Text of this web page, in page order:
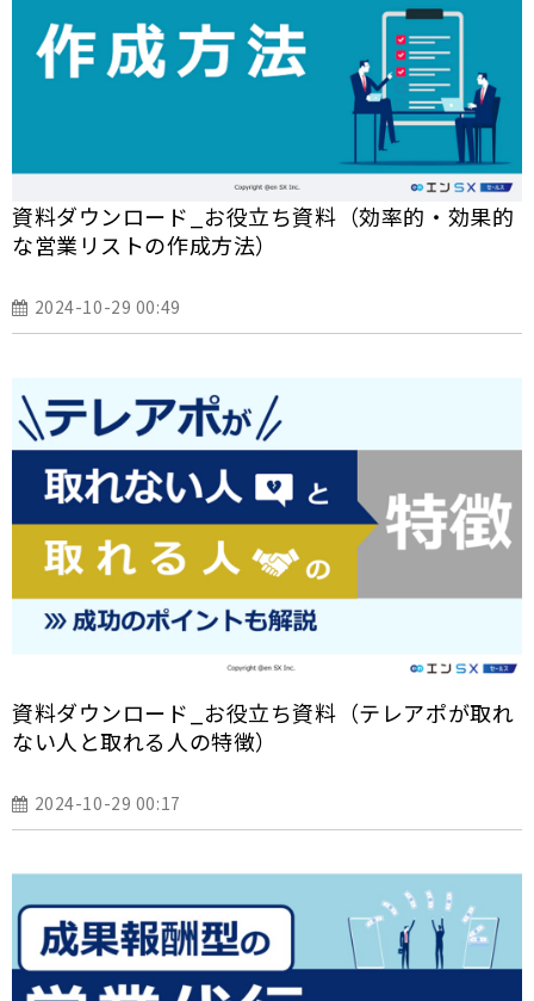
資料ダウンロード_お役立ち資料（効率的・効果的
な営業リストの作成方法）
2024-10-29 00:49
資料ダウンロード_お役立ち資料（テレアポが取れ
ない人と取れる人の特徴）
2024-10-29 00:17